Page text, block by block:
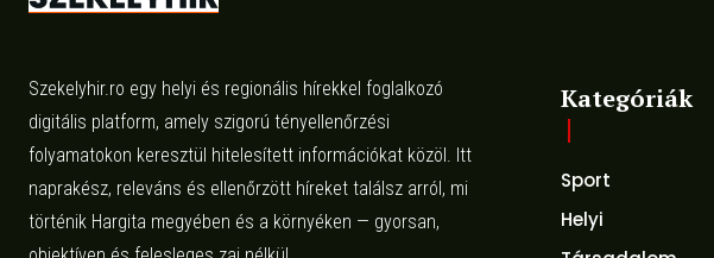
Szekelyhir.ro egy helyi és regionális hírekkel foglalkozó
digitális platform, amely szigorú tényellenőrzési
folyamatokon keresztül hitelesített információkat közöl. Itt
naprakész, releváns és ellenőrzött híreket találsz arról, mi
történik Hargita megyében és a környéken — gyorsan,
Kategóriák
Sport
Helyi